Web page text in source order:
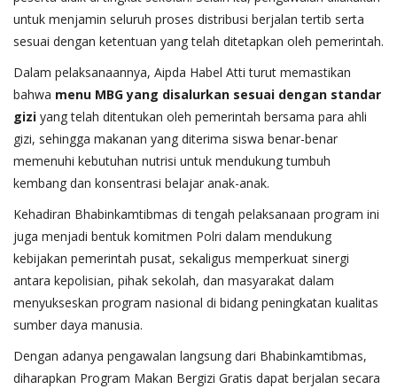
untuk menjamin seluruh proses distribusi berjalan tertib serta
sesuai dengan ketentuan yang telah ditetapkan oleh pemerintah.
Dalam pelaksanaannya, Aipda Habel Atti turut memastikan
bahwa menu MBG yang disalurkan sesuai dengan standar
gizi yang telah ditentukan oleh pemerintah bersama para ahli
gizi, sehingga makanan yang diterima siswa benar-benar
memenuhi kebutuhan nutrisi untuk mendukung tumbuh
kembang dan konsentrasi belajar anak-anak.
Kehadiran Bhabinkamtibmas di tengah pelaksanaan program ini
juga menjadi bentuk komitmen Polri dalam mendukung
kebijakan pemerintah pusat, sekaligus memperkuat sinergi
antara kepolisian, pihak sekolah, dan masyarakat dalam
menyukseskan program nasional di bidang peningkatan kualitas
sumber daya manusia.
Dengan adanya pengawalan langsung dari Bhabinkamtibmas,
diharapkan Program Makan Bergizi Gratis dapat berjalan secara